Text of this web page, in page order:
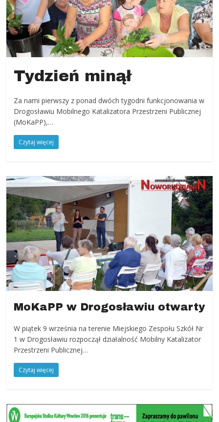
powiat
kłodzki,
Góry
Sowie,
Dolny
informacje,
wiadomości,
wydarzenia
kulturalne,
sport,
reklama
Tydzień minął
Za nami pierwszy z ponad dwóch tygodni funkcjonowania w
Drogosławiu Mobilnego Katalizatora Przestrzeni Publicznej
(MoKaPP),…
Czytaj więcej
MoKaPP w Drogosławiu otwarty
W piątek 9 września na terenie Miejskiego Zespołu Szkół Nr
1 w Drogosławiu rozpoczął działalność Mobilny Katalizator
Przestrzeni Publicznej…
Czytaj więcej